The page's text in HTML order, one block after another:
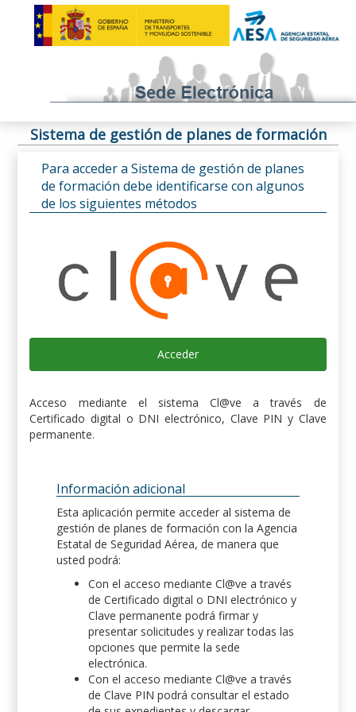
Sistema de gestión de planes de formación
Para acceder a Sistema de gestión de planes
de formación debe identificarse con algunos
de los siguientes métodos
Acceder
Acceso mediante el sistema Cl@ve a través de
Certificado digital o DNI electrónico, Clave PIN y Clave
permanente.
Información adicional
Esta aplicación permite acceder al sistema de
gestión de planes de formación con la Agencia
Estatal de Seguridad Aérea, de manera que
usted podrá:
Con el acceso mediante Cl@ve a través
de Certificado digital o DNI electrónico y
Clave permanente podrá firmar y
presentar solicitudes y realizar todas las
opciones que permite la sede
electrónica.
Con el acceso mediante Cl@ve a través
de Clave PIN podrá consultar el estado